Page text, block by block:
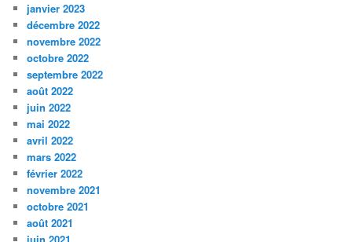
janvier 2023
décembre 2022
novembre 2022
octobre 2022
septembre 2022
août 2022
juin 2022
mai 2022
avril 2022
mars 2022
février 2022
novembre 2021
octobre 2021
août 2021
juin 2021